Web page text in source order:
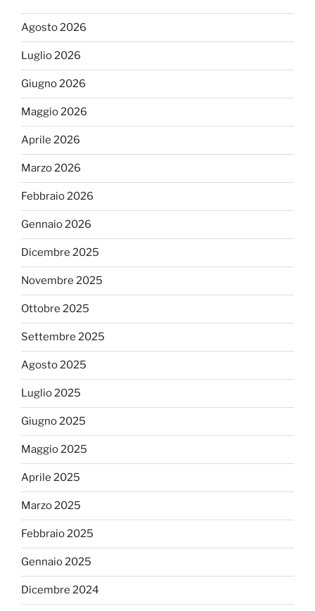
Agosto 2026
Luglio 2026
Giugno 2026
Maggio 2026
Aprile 2026
Marzo 2026
Febbraio 2026
Gennaio 2026
Dicembre 2025
Novembre 2025
Ottobre 2025
Settembre 2025
Agosto 2025
Luglio 2025
Giugno 2025
Maggio 2025
Aprile 2025
Marzo 2025
Febbraio 2025
Gennaio 2025
Dicembre 2024